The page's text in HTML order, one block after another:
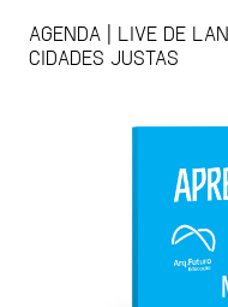
AGENDA | LIVE DE
CIDADES JUSTAS